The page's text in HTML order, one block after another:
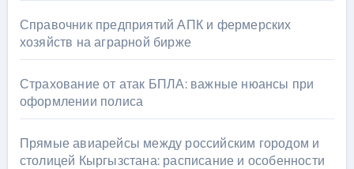
Справочник предприятий АПК и фермерских
хозяйств на аграрной бирже
Страхование от атак БПЛА: важные нюансы при
оформлении полиса
Прямые авиарейсы между российским городом и
столицей Кыргызстана: расписание и особенности